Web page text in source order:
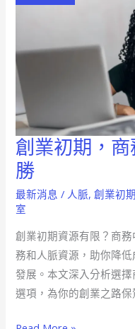
更
適
合
你
創業初期，
勝
最新消息 / 人脈,創業初期
室
創業初期資源有限？商
務和人脈資源，助你降
發展。本文深入分析選
選項，為你的創業之路保
創
業
初
期，
務
中
心
助